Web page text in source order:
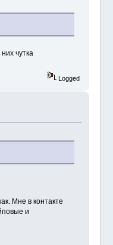
чутка
Logged
Мне в контакте
и